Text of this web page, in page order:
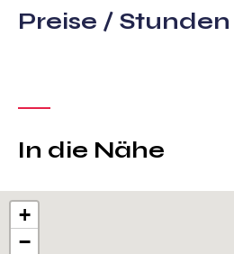
Preise / Stunden
In die Nähe
+
−